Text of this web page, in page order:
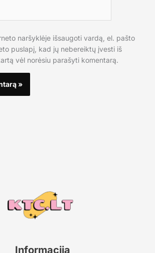
naršyklėje išsaugoti vardą, el. pašto
puslapį, kad jų nebereiktų įvesti iš
vėl norėsiu parašyti komentarą.
Informacija